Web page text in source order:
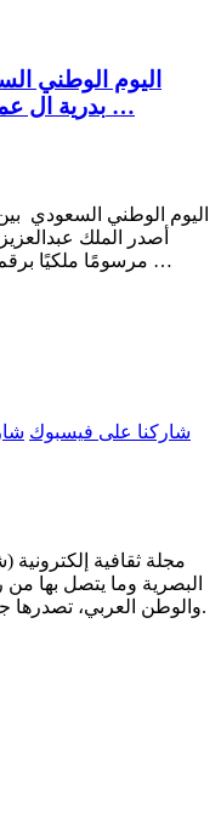
اليوم الوطني
بدرية ال عمر* أصدر الملك عبدالعزيز بن …
اليوم الوطني السعودي
أصدر الملك
مرسومًا ملكيًا برقم 2716، وتاريخ 17 جمادى الأولى عا …
شاركنا على فيسبوك
مجلة ثقافية إلكترونية
البصرية وما يتصل بها
والوطن العربي، تصدرها جماعة فرقد الإبداعية_نادي الطائف الأدبي.